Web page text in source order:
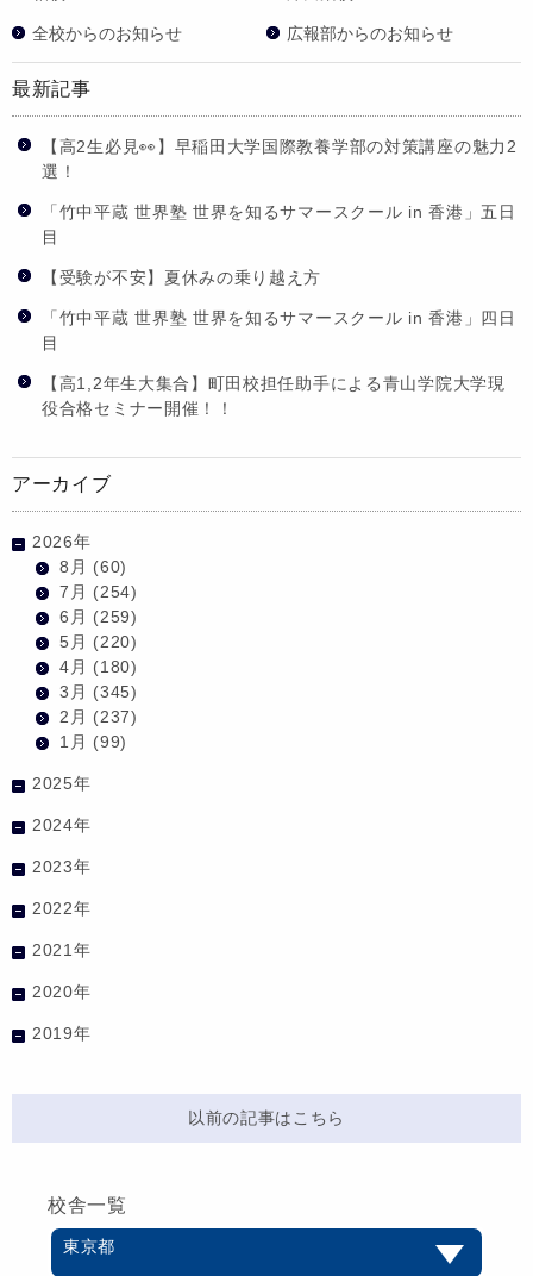
全校からのお知らせ 広報部からのお知らせ
最新記事
【高2生必見👀】早稲田大学国際教養学部の対策講座の魅力2
選！
「竹中平蔵 世界塾 世界を知るサマースクール in 香港」五日
目
【受験が不安】夏休みの乗り越え方
「竹中平蔵 世界塾 世界を知るサマースクール in 香港」四日
目
【高1,2年生大集合】町田校担任助手による青山学院大学現
役合格セミナー開催！！
アーカイブ
2026年
8月 (60)
7月 (254)
6月 (259)
5月 (220)
4月 (180)
3月 (345)
2月 (237)
1月 (99)
2025年
2024年
2023年
2022年
2021年
2020年
2019年
以前の記事はこちら
校舎一覧
東京都